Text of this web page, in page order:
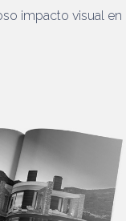
impacto visual en